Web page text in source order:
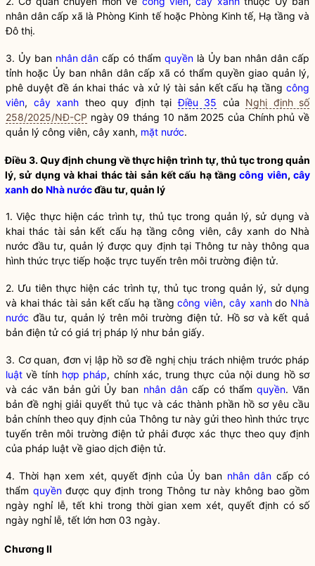
nhân dân cấp xã là Phòng Kinh tế hoặc Phòng Kinh tế, Hạ tầng và
Đô thị.
3. Ủy ban nhân dân cấp có thẩm quyềnlà Ủy ban nhân dân cấp
tỉnh hoặc Ủy ban nhân dâncấp xã có thẩmquyền giao quản lý,
phê duyệt đề án khai thác và xử lý tài sản kết cấu hạ tầng công
viên, cây xanh theo quy định tạiĐiều 35 của Nghị định số
258/2025/NĐ-CP ngày 09 tháng 10 năm 2025 của Chính phủ về
quản lý công viên, cây xanh, mặt nước.
Điều 3. Quy định chung về thực hiện trình tự, thủ tục trong quản
lý, sử dụng và khai thác tài sản kết cấu hạ tầngcông viên,cây
xanh do Nhà nướcđầu tư, quản lý
1. Việc thực hiện các trình tự, thủ tục trong quản lý, sử dụng và
khai thác tài sản kết cấu hạ tầngcông viên,cây xanh do Nhà
nước đầu tư, quản lý được quy định tại Thông tư này thông qua
hình thức trực tiếp hoặc trực tuyến trên môi trường điện tử.
2. Ưu tiên thực hiện các trình tự, thủ tục trong quản lý, sử dụng
và khai thác tài sản kết cấu hạ tầngcông viên, cây xanhdo Nhà
nước đầu tư, quản lý trên môi trường điện tử. Hồ sơ và kết quả
bản điện tử có giá trị pháp lý như bản giấy.
3. Cơ quan, đơn vị lập hồ sơ đề nghị chịu trách nhiệm trước pháp
luật về tính hợp pháp, chính xác, trung thực của nội dung hồ sơ
và các văn bản gửi Ủy ban nhân dâncấp có thẩm quyền. Văn
bản đề nghị giải quyết thủ tục và các thành phần hồ sơ yêu cầu
bản chính theo quy định của Thông tư này gửi theo hình thức trực
tuyến trên môi trường điện tử phải được xác thực theo quy định
của pháp luật về giao dịch điện tử.
4. Thời hạn xem xét, quyết định của Ủy ban nhân dân cấp có
thẩm quyềnđược quy định trong Thông tư này không bao gồm
ngày nghỉ lễ, tết khi trong thời gian xem xét, quyết định có số
ngày nghỉ lễ, tết lớn hơn 03 ngày.
Chương II